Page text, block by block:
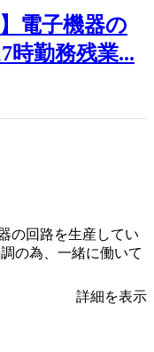
電子機器の
時勤務残業...
の回路を生産してい
の為、一緒に働いて
詳細を表示